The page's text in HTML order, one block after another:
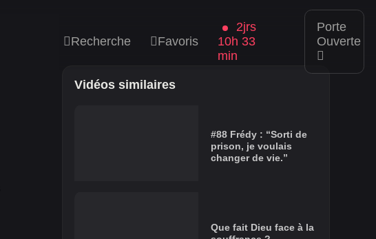
Recherche Favoris
2jrs
10h 33
min
Porte
Ouverte
Vidéos similaires
#88 Frédy : “Sorti de
prison, je voulais
changer de vie.”
Que fait Dieu face à la